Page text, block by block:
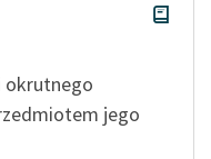
okrutnego
jego